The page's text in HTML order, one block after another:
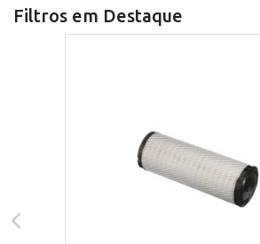
Filtros em Destaque